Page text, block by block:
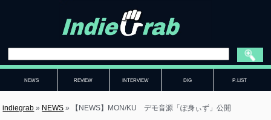
NEWS REVIEW INTERVIEW DIG P-LIST
indiegrab » NEWS » 【NEWS】MON/KU デモ音源「ぽ身ぃず」公開